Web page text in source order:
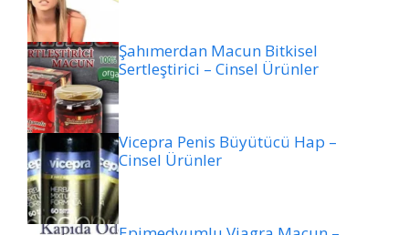
Şahımerdan Macun Bitkisel
Sertleştirici – Cinsel Ürünler
Vicepra Penis Büyütücü Hap –
Cinsel Ürünler